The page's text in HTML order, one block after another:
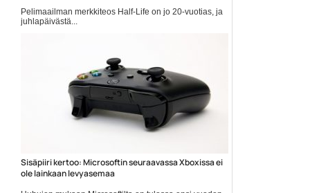
Pelimaailman merkkiteos Half-Life on jo 20-vuotias, ja
juhlapäivästä...
Sisäpiiri kertoo: Microsoftin seuraavassa Xboxissa ei
ole lainkaan levyasemaa